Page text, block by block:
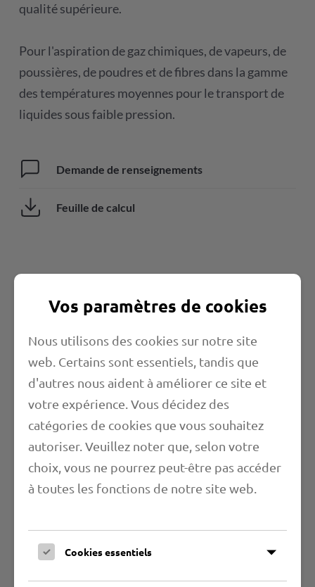
qualité supérieure.
Pour l'aspiration de gaz chimiques, de vapeurs, de
poussières, de poudres et de fibres dans la gamme
des températures moyennes pour le transport de
liquides sous faible pression.
Demande de renseignements
Feuille de calcul
Informations complémentaires
Spécifications techniques
Vos paramètres de cookies
Nous utilisons des cookies sur notre site
web. Certains sont essentiels, tandis que
d'autres nous aident à améliorer ce site et
votre expérience. Vous décidez des
catégories de cookies que vous souhaitez
autoriser. Veuillez noter que, selon votre
choix, vous ne pourrez peut-être pas accéder
à toutes les fonctions de notre site web.
Cookies essentiels